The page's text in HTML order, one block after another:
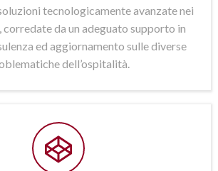
tecnologicamente avanzate nei
da un adeguato supporto in
ed aggiornamento sulle diverse
dell’ospitalità.